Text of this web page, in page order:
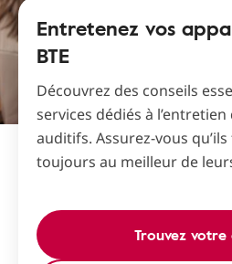
Entretenez vos
BTE
Découvrez des conseils
services dédiés à
auditifs. Assurez-vous
toujours au meilleur de
Trouvez